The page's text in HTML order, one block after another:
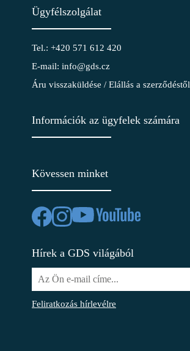
Ügyfélszolgálat
Tel.: +420 571 612 420
E-mail: info@gds.cz
Áru visszaküldése / Elállás a szerződéstől
Információk az ügyfelek számára
Kövessen minket
Hírek a GDS világából
Feliratkozás hírlevélre